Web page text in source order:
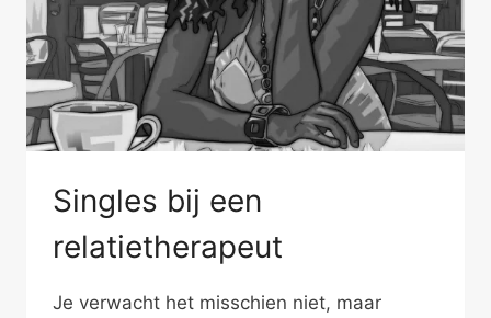
Singles bij een
relatietherapeut
Je verwacht het misschien niet, maar